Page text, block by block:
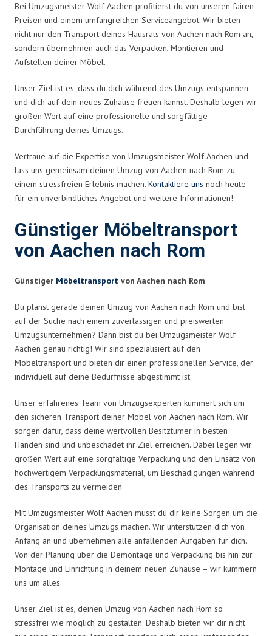
Bei Umzugsmeister Wolf Aachen profitierst du von unseren fairen
Preisen und einem umfangreichen Serviceangebot. Wir bieten
nicht nur den Transport deines Hausrats von Aachen nach Rom an,
sondern übernehmen auch das Verpacken, Montieren und
Aufstellen deiner Möbel.
Unser Ziel ist es, dass du dich während des Umzugs entspannen
und dich auf dein neues Zuhause freuen kannst. Deshalb legen wir
großen Wert auf eine professionelle und sorgfältige
Durchführung deines Umzugs.
Vertraue auf die Expertise von Umzugsmeister Wolf Aachen und
lass uns gemeinsam deinen Umzug von Aachen nach Rom zu
einem stressfreien Erlebnis machen. Kontaktiere uns noch heute
für ein unverbindliches Angebot und weitere Informationen!
Günstiger Möbeltransport
von Aachen nach Rom
Günstiger Möbeltransport von Aachen nach Rom
Du planst gerade deinen Umzug von Aachen nach Rom und bist
auf der Suche nach einem zuverlässigen und preiswerten
Umzugsunternehmen? Dann bist du bei Umzugsmeister Wolf
Aachen genau richtig! Wir sind spezialisiert auf den
Möbeltransport und bieten dir einen professionellen Service, der
individuell auf deine Bedürfnisse abgestimmt ist.
Unser erfahrenes Team von Umzugsexperten kümmert sich um
den sicheren Transport deiner Möbel von Aachen nach Rom. Wir
sorgen dafür, dass deine wertvollen Besitztümer in besten
Händen sind und unbeschadet ihr Ziel erreichen. Dabei legen wir
großen Wert auf eine sorgfältige Verpackung und den Einsatz von
hochwertigem Verpackungsmaterial, um Beschädigungen während
des Transports zu vermeiden.
Mit Umzugsmeister Wolf Aachen musst du dir keine Sorgen um die
Organisation deines Umzugs machen. Wir unterstützen dich von
Anfang an und übernehmen alle anfallenden Aufgaben für dich.
Von der Planung über die Demontage und Verpackung bis hin zur
Montage und Einrichtung in deinem neuen Zuhause – wir kümmern
uns um alles.
Unser Ziel ist es, deinen Umzug von Aachen nach Rom so
stressfrei wie möglich zu gestalten. Deshalb bieten wir dir nicht